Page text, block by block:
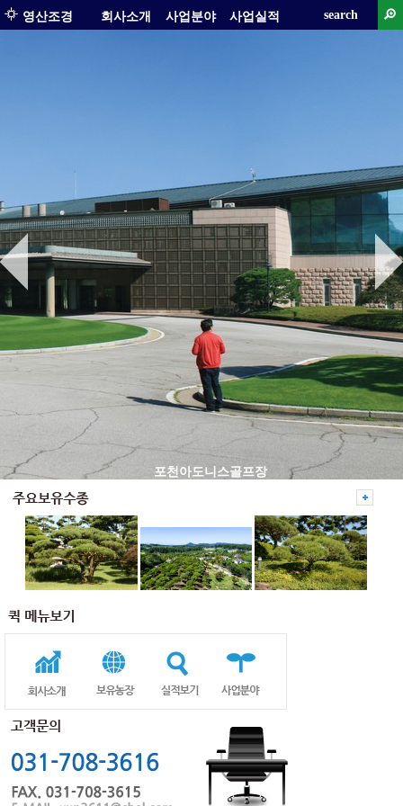
영산조경 회사소개 사업분야 사업실적 search
포천아도니스골프장